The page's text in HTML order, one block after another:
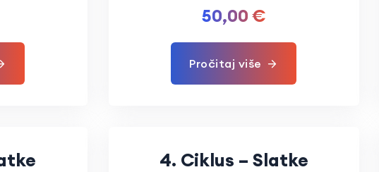
50,00 €
Pročitaj više
4. Ciklus – Slatke